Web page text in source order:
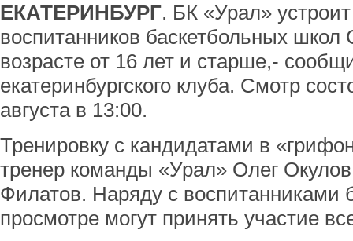
ЕКАТЕРИНБУРГ. БК «Урал»
воспитанников баскетбольных школ
возрасте от 16 лет и старше,-
екатеринбургского клуба. Смотр
августа в 13:00.
Тренировку с кандидатами в
тренер команды «Урал» Олег
Филатов. Наряду с воспитанниками
просмотре могут принять участие